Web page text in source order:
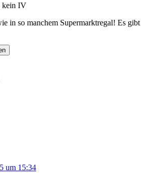
kein IV
in so manchem Supermarktregal! Es gibt
um 15:34